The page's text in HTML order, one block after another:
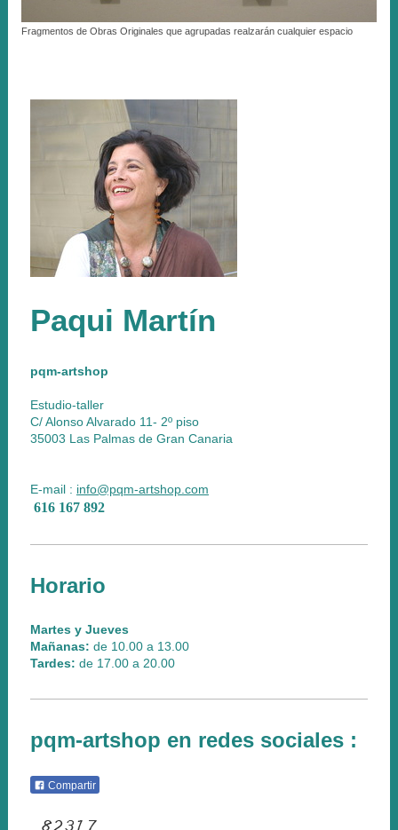
Fragmentos de Obras Originales que agrupadas realzarán cualquier espacio
Paqui Martín
pqm-artshop
Estudio-taller
C/ Alonso Alvarado 11- 2º piso
35003 Las Palmas de Gran Canaria
E-mail : info@pqm-artshop.com
616 167 892
Horario
Martes y Jueves
Mañanas: de 10.00 a 13.00
Tardes: de 17.00 a 20.00
pqm-artshop en redes sociales :
Compartir